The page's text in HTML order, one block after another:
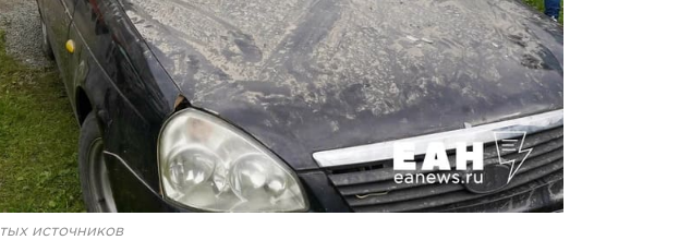
источников